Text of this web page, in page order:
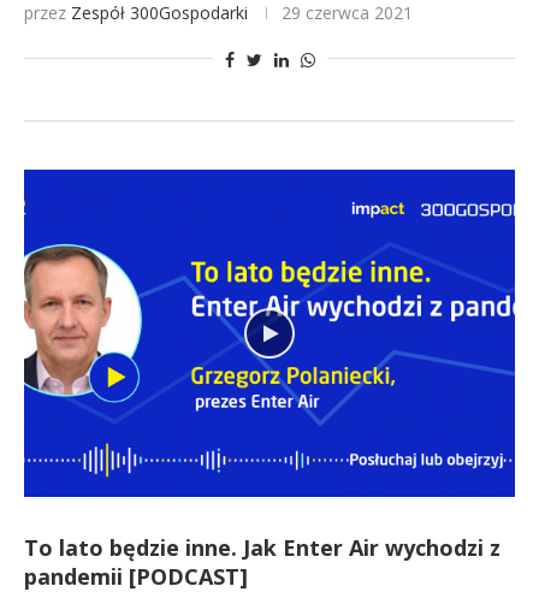
przez Zespół 300Gospodarki 29 czerwca 2021
To lato będzie inne. Jak Enter Air wychodzi z
pandemii [PODCAST]